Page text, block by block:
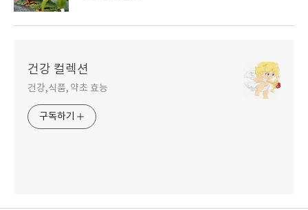
건강 컬렉션
건강,식품, 약초 효능
구독하기